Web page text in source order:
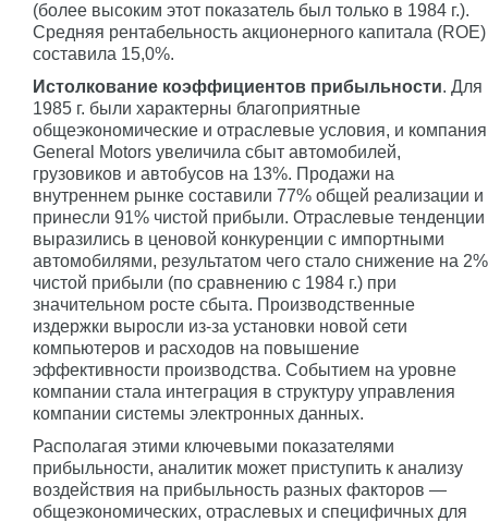
(более высоким этот показатель был только в 1984 г.).
Средняя рентабельность акционерного капитала (ROE)
составила 15,0%.
Истолкование коэффициентов прибыльности. Для
1985 г. были характерны благоприятные
общеэкономические и отраслевые условия, и компания
General Motors увеличила сбыт автомобилей,
грузовиков и автобусов на 13%. Продажи на
внутреннем рынке составили 77% общей реализации и
принесли 91% чистой прибыли. Отраслевые тенденции
выразились в ценовой конкуренции с импортными
автомобилями, результатом чего стало снижение на 2%
чистой прибыли (по сравнению с 1984 г.) при
значительном росте сбыта. Производственные
издержки выросли из-за установки новой сети
компьютеров и расходов на повышение
эффективности производства. Событием на уровне
компании стала интеграция в структуру управления
компании системы электронных данных.
Располагая этими ключевыми показателями
прибыльности, аналитик может приступить к анализу
воздействия на прибыльность разных факторов —
общеэкономических, отраслевых и специфичных для